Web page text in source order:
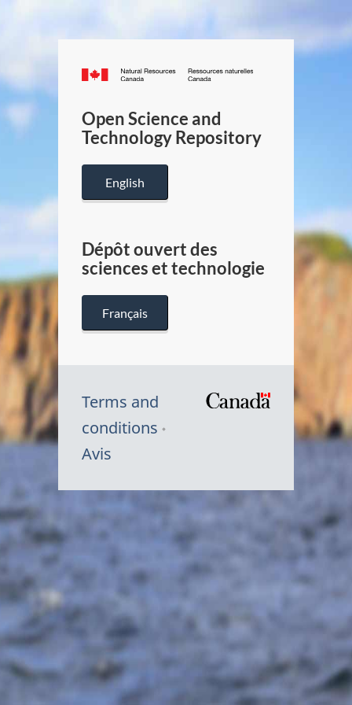
Canada.ca
/
Canada
Open Science and
Technology Repository
English
Dépôt ouvert des
sciences et technologie
Français
Terms and
conditions
Avis
Symbole
Canada